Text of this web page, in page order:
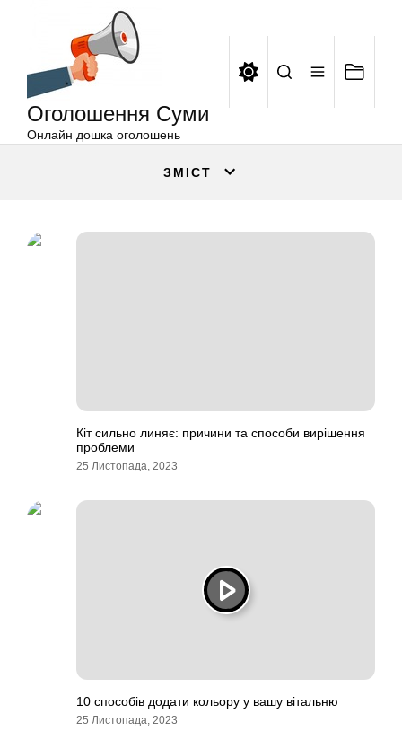
Оголошення Суми
Онлайн дошка оголошень
ЗМІСТ
Кіт сильно линяє: причини та способи вирішення
проблеми
25 Листопада, 2023
10 способів додати кольору у вашу вітальню
25 Листопада, 2023